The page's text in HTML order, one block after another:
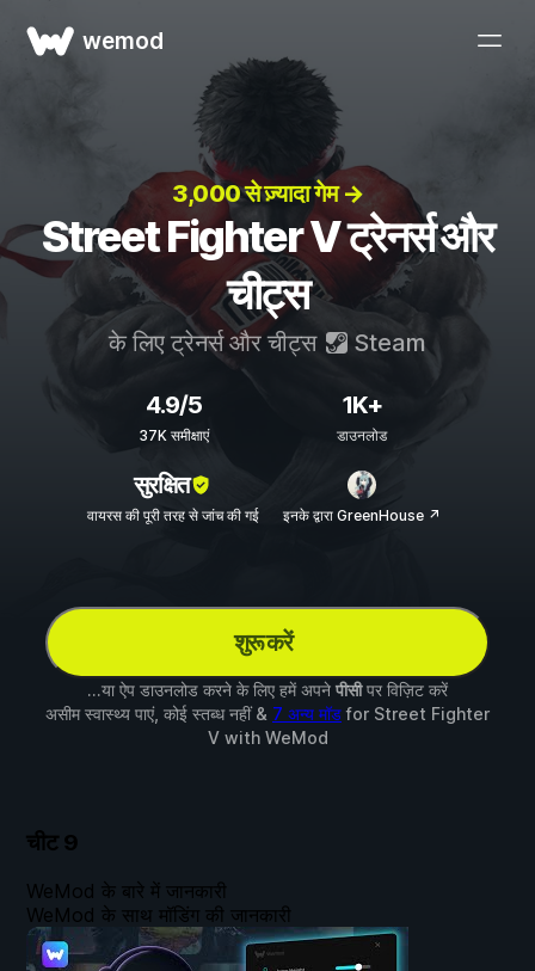
wemod
3,000 से ज़्यादा गेम →
Street Fighter V ट्रेनर्स और
चीट्स
के लिए ट्रेनर्स और चीट्स Steam
4.9/5
37K समीक्षाएं
1K+
डाउनलोड
सुरक्षित
वायरस की पूरी तरह से जांच की गई इनके द्वारा GreenHouse ↗
शुरू करें
...या ऐप डाउनलोड करने के लिए हमें अपने पीसीपर विज़िट करें
असीम स्वास्थ्य पाएं, कोई स्तब्ध नहीं & 7 अन्य मॉडfor Street Fighter
Vwith WeMod
चीट 9
WeMod के बारे में जानकारी
WeMod के साथ मॉडिंग की जानकारी